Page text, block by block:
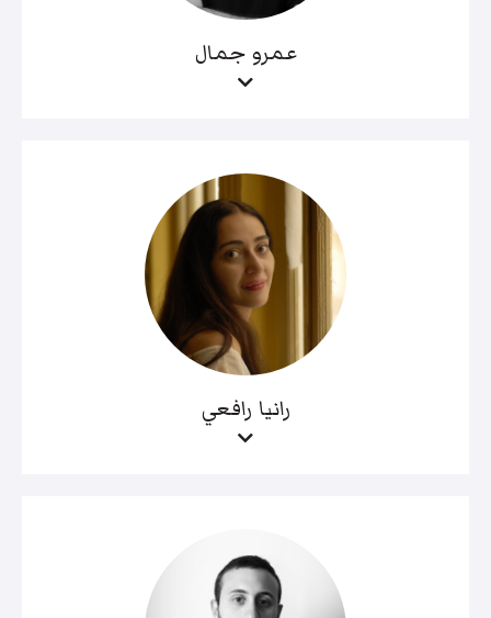
عمرو جمال
رانيا رافعي